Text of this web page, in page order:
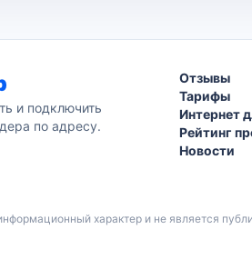
и подключить
по адресу.
Отзывы
Тарифы
Интернет
Рейтинг
Новости
характер и не является